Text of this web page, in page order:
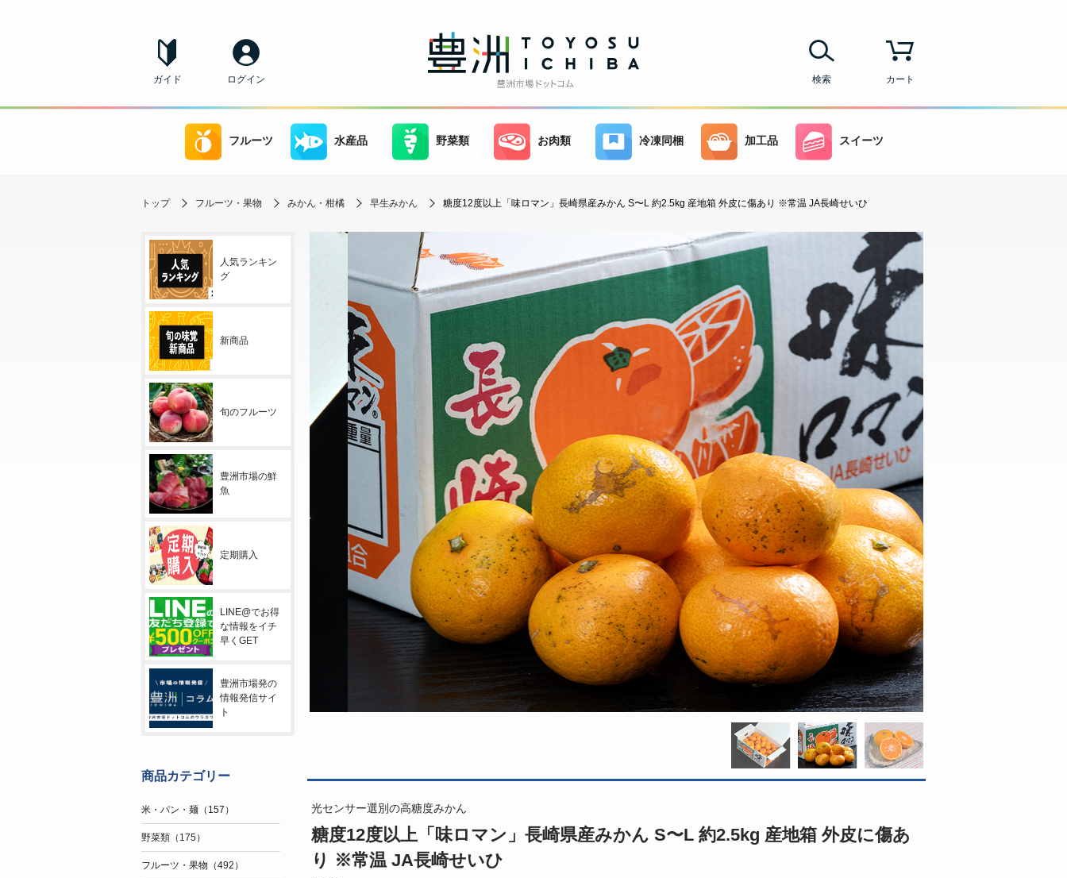
ガイド ログイン カート
検索
フルーツ 水産品 野菜類 お肉類 冷凍同梱 加工品 スイーツ
トップ フルーツ・果物 みかん・柑橘 早生みかん 糖度12度以上「味ロマン」長崎県産みかん S〜L 約2.5kg 産地箱 外皮に傷あり ※常温 JA長崎せいひ
光センサー選別の高糖度みかん
糖度12度以上「味ロマン」長崎県産みかん S〜L 約2.5kg 産地箱 外皮に傷あ
り ※常温 JA長崎せいひ
人気ランキン
グ
新商品
旬のフルーツ
豊洲市場の鮮
魚
定期購入
LINE@でお得
な情報をイチ
早くGET
豊洲市場発の
情報発信サイ
ト
商品カテゴリー
米・パン・麺（157）
野菜類（175）
フルーツ・果物（492）